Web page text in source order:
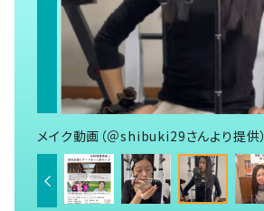
メイク動画（＠shibuki29さんより提供）